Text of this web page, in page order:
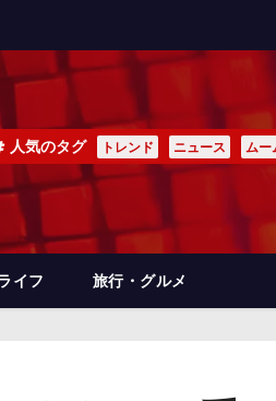
人気のタグ トレンド ニュース ムー
イフ 旅行・グルメ